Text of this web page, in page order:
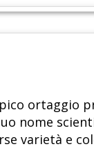
ortaggio
nome
varietà e